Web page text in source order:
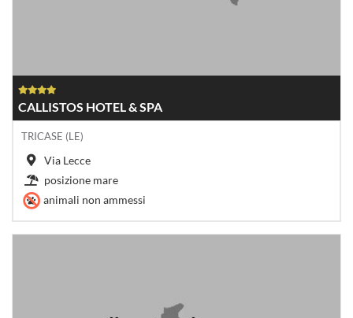
CALLISTOS HOTEL & SPA
TRICASE (LE)
Via Lecce
posizione mare
animali non ammessi